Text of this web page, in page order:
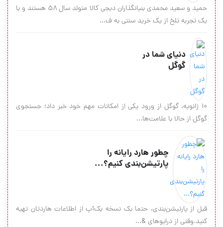
حمید و سعید محمدی بنیانگذاران دیجی کالا متولد سال ۵۸ هستند و با
یک تجربه تلخ از یک خرید سنتی به ف...
دنياي شما در
گوگل
10 ژانويه، گوگل از ورود يكي از امكانات مهم خود خبر داد؛ جستجوي
گوگل از حالا با علامت‌ها...
چطور هارد رایانه را
پارتیشن‌بندی کنیم؟...
قبل از پارتیشن‌بندی، حتما بک نسخه بک‌آپ از اطلاعات هاردتان تهیه
کنید.وقتی از درایوهای &...